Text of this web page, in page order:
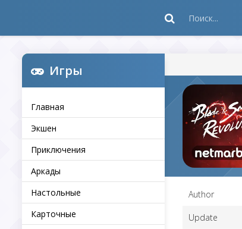
Игры
Главная
Экшен
Приключения
Аркады
Настольные
Карточные
Author
Update